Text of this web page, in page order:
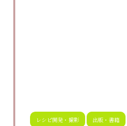
レシピ開発・撮影 出版・書籍